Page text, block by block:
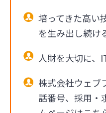
培ってきた高い
を生み出し続け
人財を大切に、
株式会社ウェブ
話番号、採用・